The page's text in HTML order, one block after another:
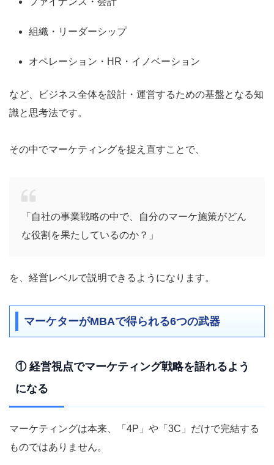
組織・リーダーシップ
オペレーション・HR・イノベーション
など、ビジネス全体を設計・運営するための基盤となる知
識と思考法です。
その中でマーケティングを捉え直すことで、
「自社の事業戦略の中で、自分のマーケ施策がどん
な役割を果たしているのか？」
を、経営レベルで説明できるようになります。
マーケターがMBAで得られる6つの武器
① 経営視点でマーケティング戦略を語れるよう
になる
マーケティングは本来、「4P」や「3C」だけで完結する
ものではありません。